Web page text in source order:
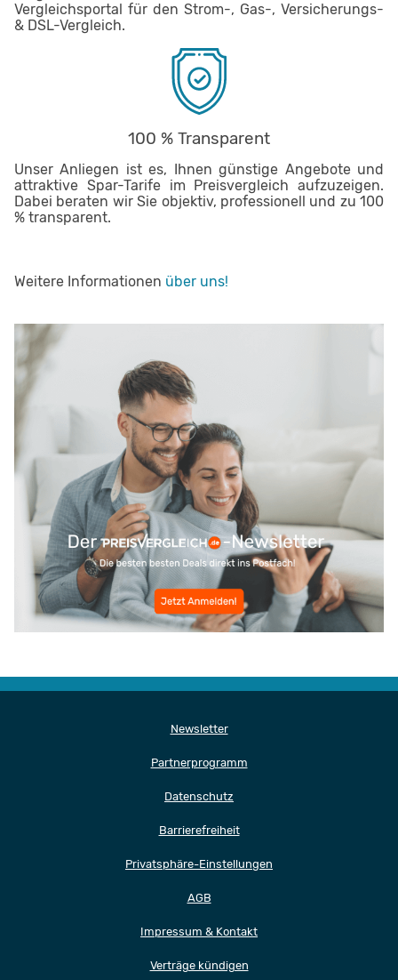
Vergleichsportal für den Strom-, Gas-, Versicherungs-
& DSL-Vergleich.
100 % Transparent
Unser Anliegen ist es, Ihnen günstige Angebote und
attraktive Spar-Tarife im Preisvergleich aufzuzeigen.
Dabei beraten wir Sie objektiv, professionell und zu 100
% transparent.
Weitere Informationen über uns!
Newsletter
Partnerprogramm
Datenschutz
Barrierefreiheit
Privatsphäre-Einstellungen
AGB
Impressum & Kontakt
Verträge kündigen